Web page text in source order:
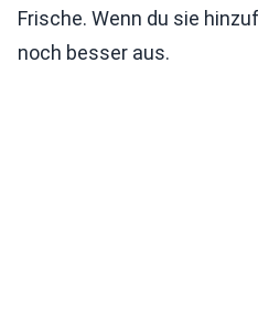
Frische. Wenn du sie
noch besser aus.